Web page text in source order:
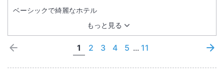
もっと見る
ベーシックで綺麗なホテル
1 2 3 4 5 ... 11